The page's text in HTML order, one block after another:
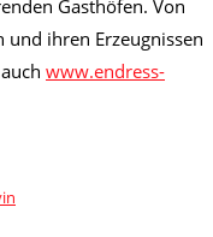
Gasthöfen. Von
und ihren Erzeugnissen
www.endress-